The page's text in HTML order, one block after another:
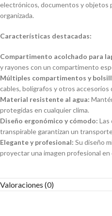
electrónicos, documentos y objetos
organizada.
Características destacadas:
Compartimento acolchado para
y rayones con un compartimento
Múltiples compartimentos y
cables, bolígrafos y otros accesorios
Material resistente al agua:
protegidas en cualquier clima.
Diseño ergonómico y cómodo: Las
transpirable garantizan un
Elegante y profesional: Su diseño
proyectar una imagen profesional
Valoraciones (0)